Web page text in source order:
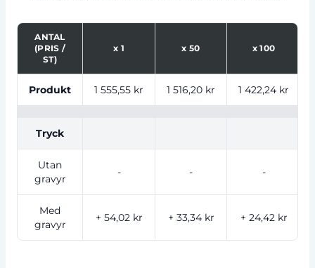
ANTAL
(PRIS /
ST)
x 1 x 50 x100
Produkt 1 555,55 kr 1 516,20 kr 1 422,24 kr
Tryck
Utan
gravyr
- - -
Med
gravyr
+ 54,02 kr + 33,34 kr + 24,42 kr